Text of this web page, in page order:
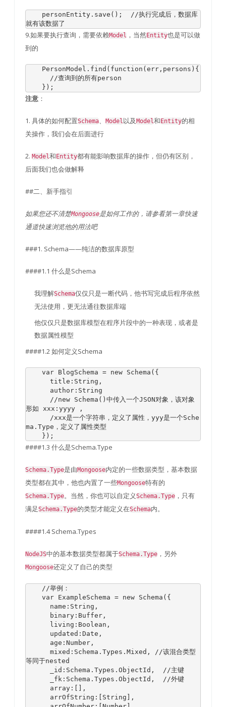
    personEntity
. save ();
//执行完成后，数据库
就有该数据了
9.如果要执行查询，需要依赖Model ，当然 Entity也是可以做
到的
PersonModel . find ( function ( err , persons ){
//查询到的所有person
});
注意 ：
1. 具体的如何配置Schema、 Model以及 Model和 Entity的相
关操作，我们会在后面进行
2. Model和 Entity都有能影响数据库的操作，但仍有区别，
后面我们也会做解释
##二、新手指引
如果您还不清楚Mongoose是如何工作的，请参看第一章快速
通道快速浏览他的用法吧
###1. Schema——纯洁的数据库原型
####1.1 什么是Schema
我理解Schema仅仅只是一断代码，他书写完成后程序依然
无法使用，更无法通往数据库端
他仅仅只是数据库模型在程序片段中的一种表现，或者是
数据属性模型
####1.2 如何定义Schema
var BlogSchema = new Schema ({
      title
: String ,
      author
: String
//new Schema()中传入一个JSON对象，该对象
形如 xxx:yyyy ,
/xxx是一个字符串，定义了属性， yyy是一个Sche
ma . Type ，定义了属性类型
});
####1.3 什么是Schema.Type
Schema.Type是由Mongoose内定的一些数据类型，基本数据
类型都在其中，他也内置了一些Mongoose特有的
Schema.Type。当然，你也可以自定义Schema.Type ，只有
满足Schema.Type的类型才能定义在Schema内。
####1.4 Schema.Types
NodeJS中的基本数据类型都属于Schema.Type ，另外
Mongoose还定义了自己的类型
//举例：
var ExampleSchema = new Schema ({
      name
: String ,
      binary
: Buffer ,
      living
: Boolean ,
      updated
: Date ,
      age
: Number ,
      mixed
: Schema . Types . Mixed ,
//该混合类型
等同于nested
      _id
: Schema . Types . ObjectId ,
//主键
      _fk
: Schema . Types . ObjectId ,
//外键
      array
:[],
      arrOfString
:[ String ],